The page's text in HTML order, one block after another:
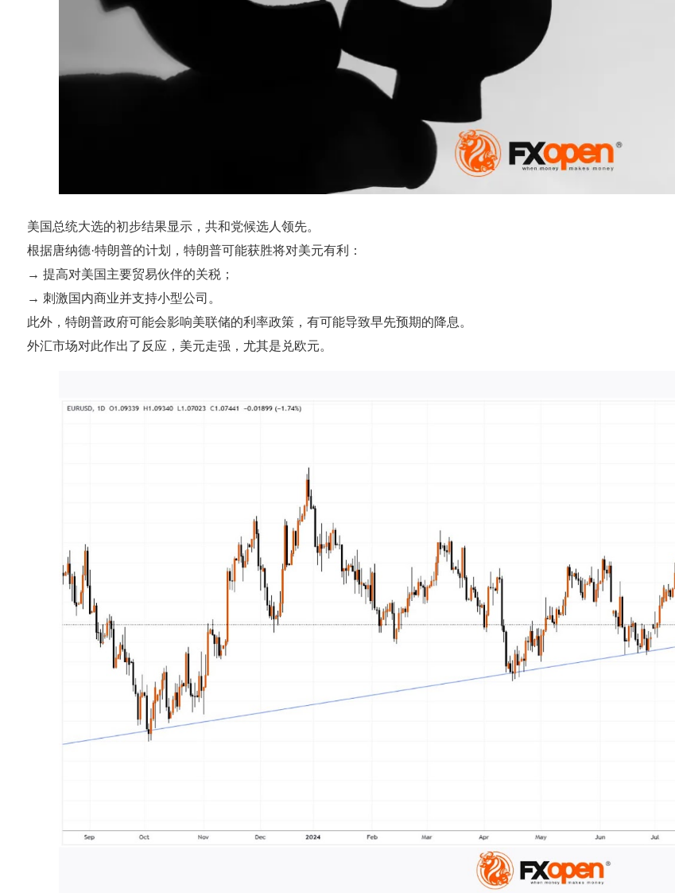
美国总统大选的初步结果显示，共和党候选人领先。
根据唐纳德·特朗普的计划，特朗普可能获胜将对美元有利：
→ 提高对美国主要贸易伙伴的关税；
→ 刺激国内商业并支持小型公司。
此外，特朗普政府可能会影响美联储的利率政策，有可能导致早先预期的降息。
外汇市场对此作出了反应，美元走强，尤其是兑欧元。